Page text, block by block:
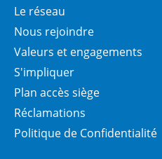
Le réseau
Nous rejoindre
Valeurs et engagements
S'impliquer
Plan accès siège
Réclamations
Politique de Confidentialité